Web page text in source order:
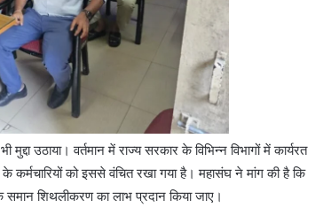
उठाया। वर्तमान में राज्य सरकार के विभिन्न विभागों में कार्यरत
के कर्मचारियों को इससे वंचित रखा गया है। महासंघ ने मांग की है कि
के समान शिथलीकरण का लाभ प्रदान किया जाए।